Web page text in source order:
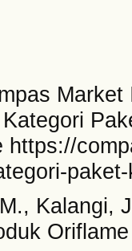
https://
Kalangi,